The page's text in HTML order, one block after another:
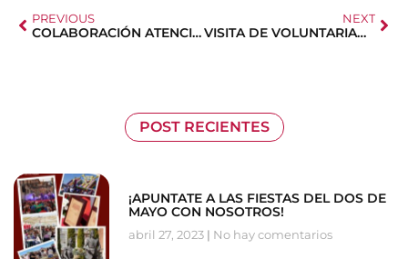
PREVIOUS
COLABORACIÓN ATENCIÓN CLIENTE CARREFOUR
NEXT
VISITA DE VOLUNTARIADO FAMILIAR
POST RECIENTES
¡APUNTATE A LAS FIESTAS DEL DOS DE
MAYO CON NOSOTROS!
abril 27, 2023 No hay comentarios